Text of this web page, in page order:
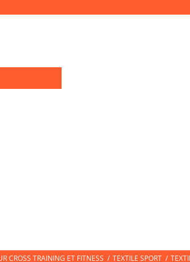
CROSS TRAINING ET FITNESS / TEXTILE SPORT /